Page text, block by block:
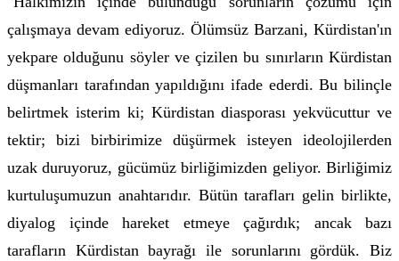
çalışmaya devam ediyoruz. Ölümsüz Barzani, Kürdistan'ın
yekpare olduğunu söyler ve çizilen bu sınırların Kürdistan
düşmanları tarafından yapıldığını ifade ederdi. Bu bilinçle
belirtmek isterim ki; Kürdistan diasporası yekvücuttur ve
tektir; bizi birbirimize düşürmek isteyen ideolojilerden
uzak duruyoruz, gücümüz birliğimizden geliyor. Birliğimiz
kurtuluşumuzun anahtarıdır. Bütün tarafları gelin birlikte,
diyalog içinde hareket etmeye çağırdık; ancak bazı
tarafların Kürdistan bayrağı ile sorunlarını gördük. Biz